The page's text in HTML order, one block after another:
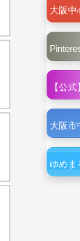
大阪中
【公
大阪市
ゆめま